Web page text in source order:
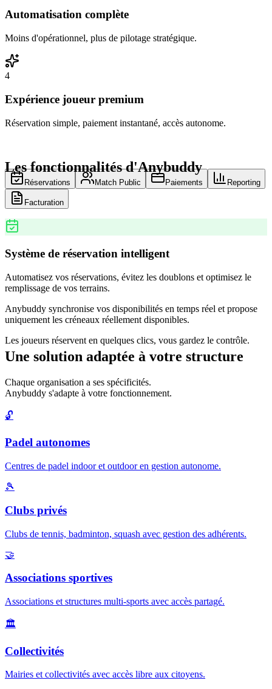
Automatisation complète
Moins d'opérationnel, plus de pilotage stratégique.
4
Expérience joueur premium
Réservation simple, paiement instantané, accès autonome.
Les fonctionnalités d'Anybuddy
Réservations Match Public Paiements Reporting
Facturation
Système de réservation intelligent
Automatisez vos réservations, évitez les doublons et optimisez le
remplissage de vos terrains.
Anybuddy synchronise vos disponibilités en temps réel et propose
uniquement les créneaux réellement disponibles.
Les joueurs réservent en quelques clics, vous gardez le contrôle.
Une solution adaptée à votre structure
Chaque organisation a ses spécificités.
Anybuddy s'adapte à votre fonctionnement.
🔓
Padel autonomes
Centres de padel indoor et outdoor en gestion autonome.
🎾
Clubs privés
Clubs de tennis, badminton, squash avec gestion des adhérents.
🤝
Associations sportives
Associations et structures multi-sports avec accès partagé.
🏛️
Collectivités
Mairies et collectivités avec accès libre aux citoyens.